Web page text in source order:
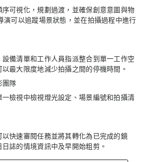
序可視化，規劃過渡，並確保創意意圖與物
演可以追蹤場景狀態，並在拍攝過程中進行
設備清單和工作人員指派整合到單一工作空
以最大限度地減少拍攝之間的停機時間。
團隊
一檢視中檢視燈光設定、場景編號和拍攝清
以快速審閱任務並將其轉化為已完成的鏡
誌的情境資訊中及早開始粗剪。